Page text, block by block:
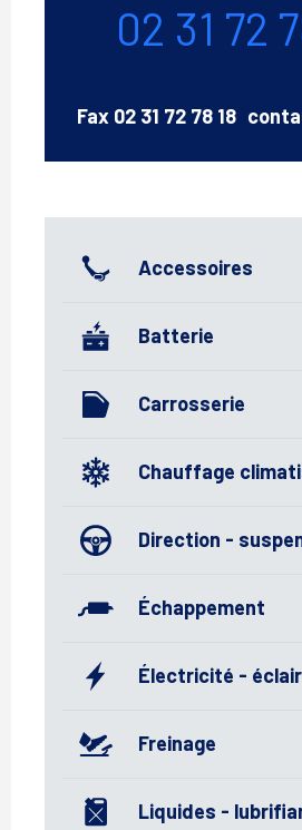
Accessoires
Batterie
Carrosserie
Chauffage
Direction -
Échappement
Électricité -
Freinage
Liquides -
02 31 72
Fax 02 31 72 78 18 Email